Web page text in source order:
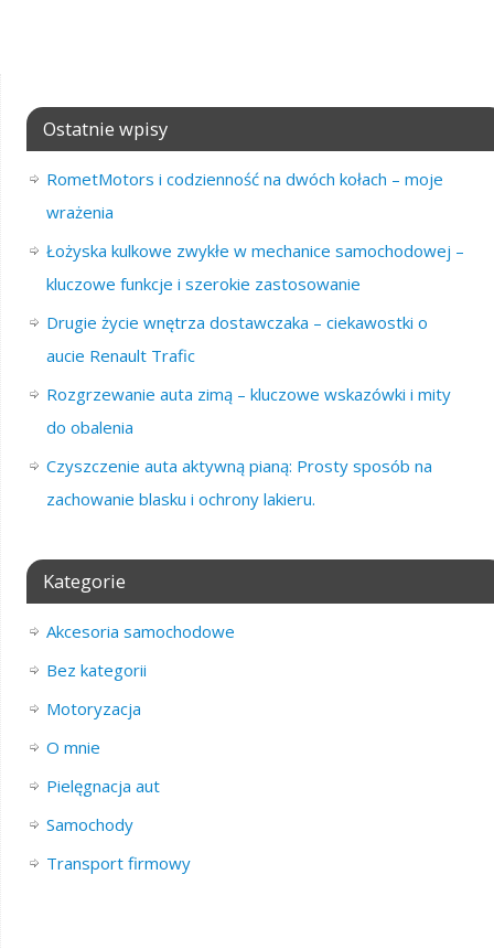
Ostatnie wpisy
RometMotors i codzienność na dwóch kołach – moje
wrażenia
Łożyska kulkowe zwykłe w mechanice samochodowej –
kluczowe funkcje i szerokie zastosowanie
Drugie życie wnętrza dostawczaka – ciekawostki o
aucie Renault Trafic
Rozgrzewanie auta zimą – kluczowe wskazówki i mity
do obalenia
Czyszczenie auta aktywną pianą: Prosty sposób na
zachowanie blasku i ochrony lakieru.
Kategorie
Akcesoria samochodowe
Bez kategorii
Motoryzacja
O mnie
Pielęgnacja aut
Samochody
Transport firmowy